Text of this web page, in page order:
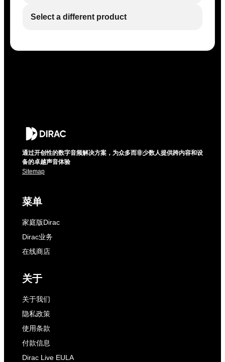
Select a different product
通过开创性的数字音频解决方案，为众多而非少数人提供跨内容和设
备的卓越声音体验
Sitemap
菜单
家庭版Dirac
Dirac业务
在线商店
关于
关于我们
隐私政策
使用条款
付款信息
Dirac Live EULA